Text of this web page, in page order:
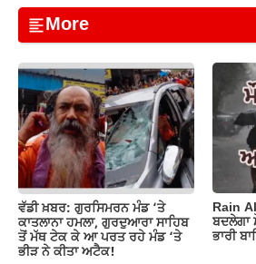
c
e
b
o
o
k
at
s
A
p
p
aile
gr
a
m
p
y
Li
n
k
More
ਵੱਡੀ ਖ਼ਬਰ: ਗੁਰਸਿਮਰਨ ਮੰਡ ‘ਤੇ
ਕਾਤਲਾਨਾ ਹਮਲਾ, ਗੁਰਦੁਆਰਾ ਸਾਹਿਬ
ਤੋਂ ਮੱਥ ਟੇਕ ਕੇ ਆ ਪਰਤ ਰਹੇ ਮੰਡ ‘ਤੇ
ਭੀੜ ਨੇ ਕੀਤਾ ਅਟੈਕ!
Rain
ਬਦਲੇਗਾ
ਭਾਰੀ